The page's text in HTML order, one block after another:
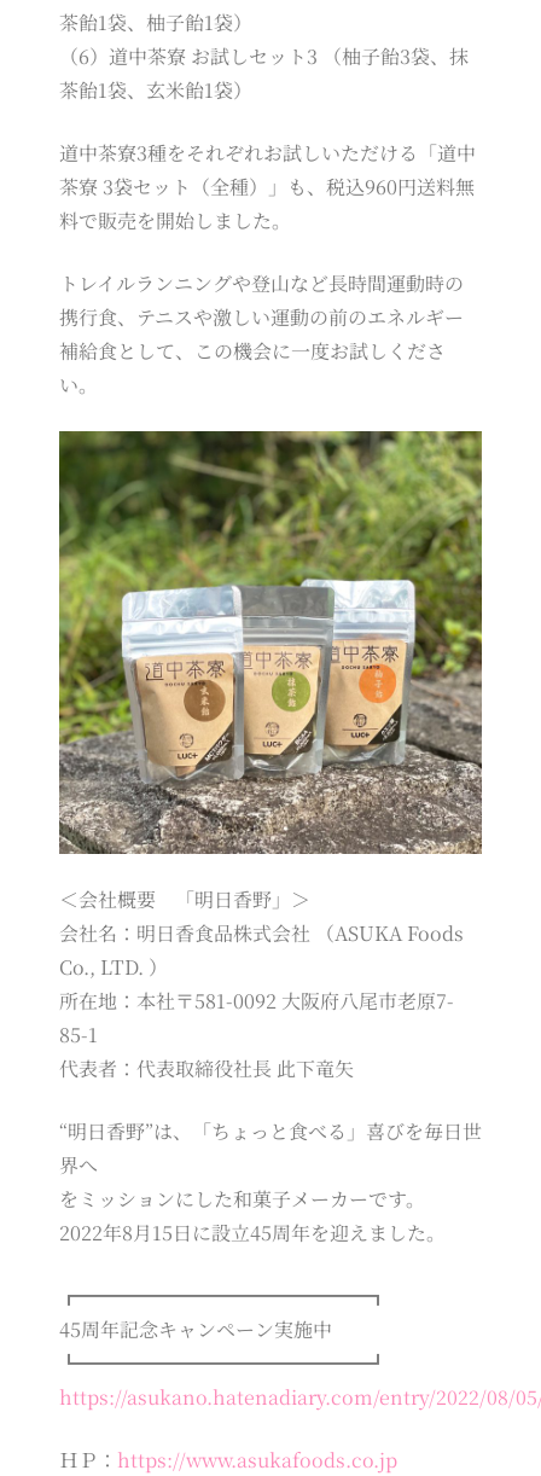
茶飴1袋、柚子飴1袋）
（6）道中茶寮 お試しセット3 （柚子飴3袋、抹
茶飴1袋、玄米飴1袋）
道中茶寮3種をそれぞれお試しいただける「道中
茶寮 3袋セット（全種）」も、税込960円送料無
料で販売を開始しました。
トレイルランニングや登山など長時間運動時の
携行食、テニスや激しい運動の前のエネルギー
補給食として、この機会に一度お試しくださ
い。
＜会社概要 「明日香野」＞
会社名：明日香食品株式会社 （ASUKA Foods
Co., LTD. ）
所在地：本社〒581-0092 大阪府八尾市老原7-
85-1
代表者：代表取締役社長 此下竜矢
“明日香野”は、「ちょっと食べる」喜びを毎日世
界へ
をミッションにした和菓子メーカーです。
2022年8月15日に設立45周年を迎えました。
┏━━━━━━━━━━━━━━━┓
45周年記念キャンペーン実施中
┗━━━━━━━━━━━━━━━┛
https://asukano.hatenadiary.com/entry/2022/08/
ＨＰ： https://www.asukafoods.co.jp